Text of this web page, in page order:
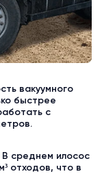
вакуумного
быстрее
с
среднем илосос
отходов, что в